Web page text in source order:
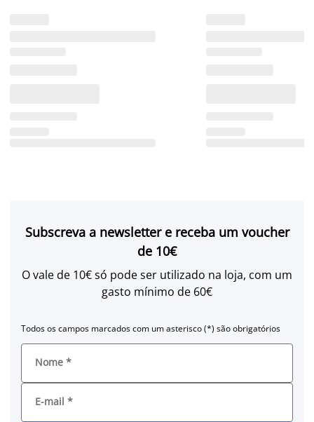
Subscreva a newsletter e receba um voucher
de 10€
O vale de 10€ só pode ser utilizado na loja, com um
gasto mínimo de 60€
Todos os campos marcados com um asterisco (*) são obrigatórios
Nome *
E-mail *